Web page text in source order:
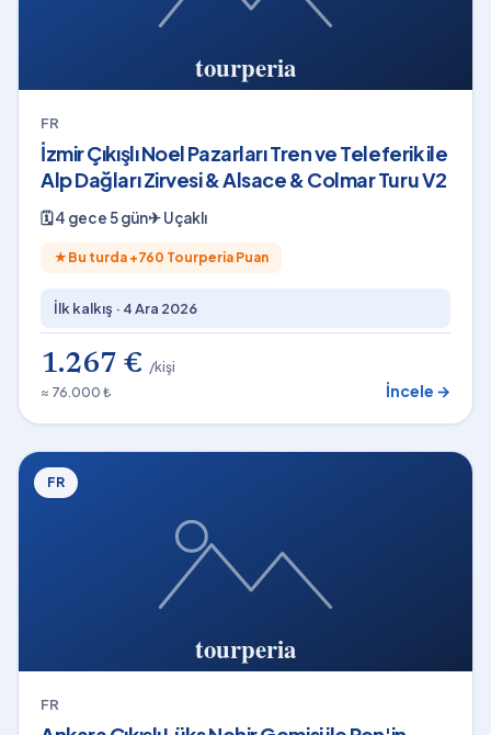
FR
İzmir Çıkışlı Noel Pazarları Tren ve Teleferik ile
Alp Dağları Zirvesi & Alsace & Colmar Turu V2
🗓4 gece 5 gün✈Uçaklı
★ Bu turda +760 Tourperia Puan
İlk kalkış · 4 Ara 2026
1.267 € /kişi
≈ 76.000 ₺
İncele →
FR
FR